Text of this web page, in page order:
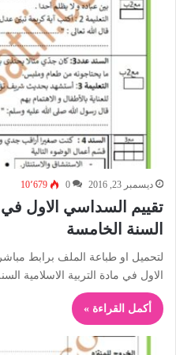
ديسمبر 23, 2016 0 10٬679
تقييم السداسي الاول في
السنة الخامسة
لتحميل او طباعة الملف برابط
الاول في مادة التربية الاسلامية
أكمل القراءة »